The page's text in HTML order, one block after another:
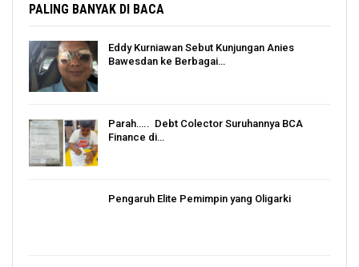
PALING BANYAK DI BACA
Eddy Kurniawan Sebut Kunjungan Anies
Bawesdan ke Berbagai…
Parah….. Debt Colector Suruhannya BCA
Finance di…
Pengaruh Elite Pemimpin yang Oligarki